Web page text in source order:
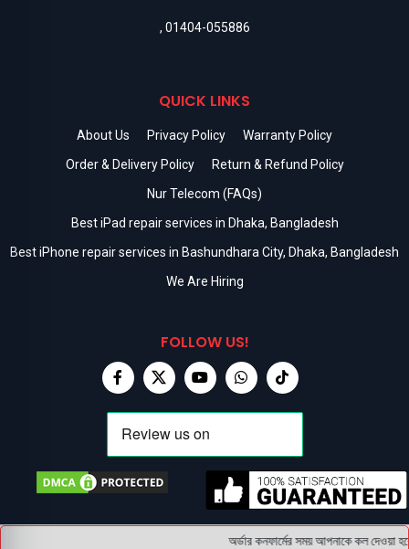
, 01404-055886
QUICK LINKS
About Us Privacy Policy
Warranty Policy
Order & Delivery Policy
Return & Refund Policy
Nur Telecom (FAQs)
Best iPad repair services in Dhaka, Bangladesh
Best iPhone repair services in Bashundhara City, Dhaka, Bangladesh
We Are Hiring
FOLLOW US!
অর্ডার কনফার্মের সময় আপনাকে কল দেওয়া